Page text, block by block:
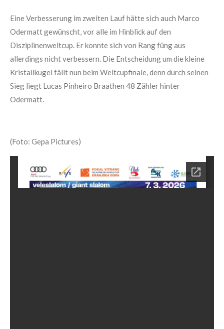
Eine Verbesserung im zweiten Lauf hätte sich auch Marco
Odermatt gewünscht, vor alle im Hinblick auf den
Disziplinenweltcup. Er konnte sich von Rang füng aus
allerdings nicht verbessern. Die Entscheidung um die kleine
Kristallkugel fällt nun beim Weltcupfinale, denn durch seinen
Sieg liegt Lucas Pinheiro Braathen 48 Zähler hinter
Odermatt.
(Foto: Gepa Pictures)